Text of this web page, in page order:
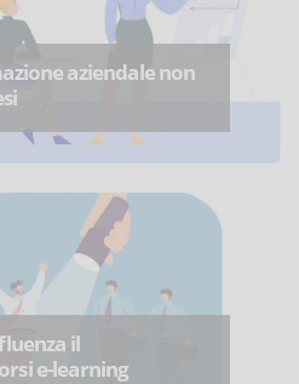
aziendale non
il
e-learning